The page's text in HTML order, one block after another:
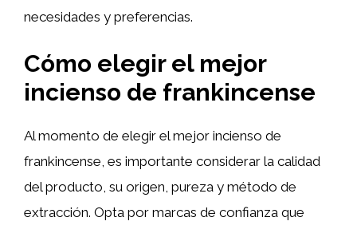
necesidades y preferencias.
Cómo elegir el mejor
incienso de frankincense
Al momento de elegir el mejor incienso de
frankincense, es importante considerar la calidad
del producto, su origen, pureza y método de
extracción. Opta por marcas de confianza que